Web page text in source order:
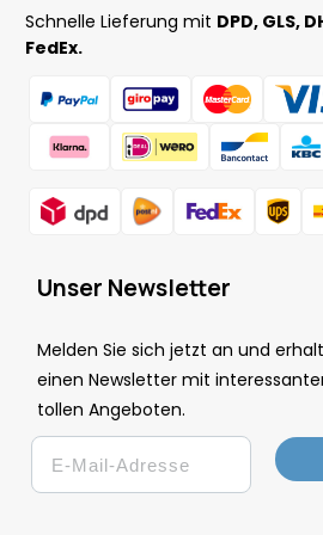
Schnelle Lieferung mit DPD, GLS,
FedEx.
Unser Newsletter
Melden Sie sich jetzt an und
einen Newsletter mit
tollen Angeboten.
Email